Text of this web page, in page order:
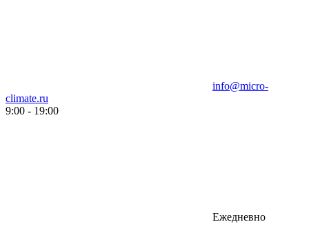
info@micro-
climate.ru
9:00 - 19:00
Ежедневно